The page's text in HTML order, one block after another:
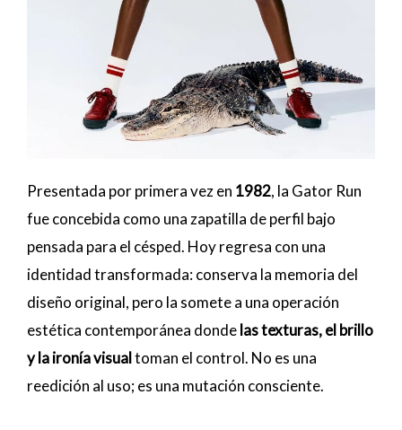
Presentada por primera vez en 1982, la Gator Run
fue concebida como una zapatilla de perfil bajo
pensada para el césped. Hoy regresa con una
identidad transformada: conserva la memoria del
diseño original, pero la somete a una operación
estética contemporánea dondelas texturas, el brillo
y la ironía visualtoman el control. No es una
reedición al uso; es una mutación consciente.